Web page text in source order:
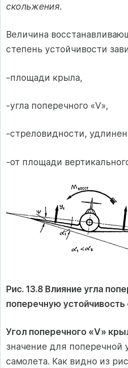
скольжения.
Величина
степень устойчивости
-площади крыла,
-угла поперечного «V»,
-стреловидности,
-от площади
Рис. 13.8 Влияние угла
поперечную
Угол поперечного «V»
значение для поперечной
самолета. Как видно из